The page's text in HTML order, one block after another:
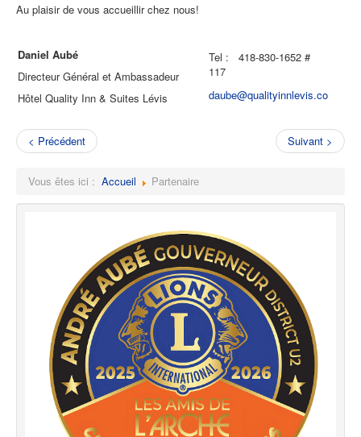
Au plaisir de vous accueillir chez nous!
Daniel Aubé
Directeur Général et Ambassadeur
Hôtel Quality Inn & Suites Lévis
Tel : 418-830-1652 #
117
daube@qualityinnlevis.co
< Précédent Suivant >
Vous êtes ici : Accueil Partenaire